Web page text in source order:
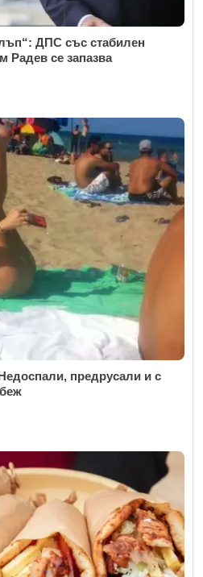
ДПС със стабилен
Радев се запазва
предрусали и с